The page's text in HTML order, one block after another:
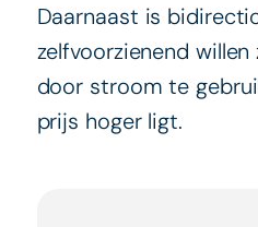
Daarnaast is
zelfvoorzienend
door stroom te
prijs hoger ligt.